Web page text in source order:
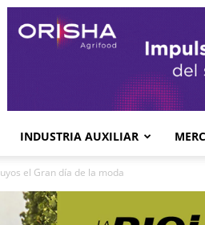
INDUSTRIA AUXILIAR
el Gran día de la moda